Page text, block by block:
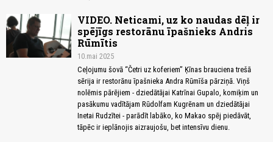
VIDEO. Neticami, uz ko naudas dēļ ir
spējīgs restorānu īpašnieks Andris
Rūmītis
10.mai 2025
Ceļojumu šovā “Četri uz koferiem” Ķīnas brauciena trešā
sērija ir restorānu īpašnieka Andra Rūmīša pārziņā. Viņš
nolēmis pārējiem - dziedātājai Katrīnai Gupalo, komiķim un
pasākumu vadītājam Rūdolfam Kugrēnam un dziedātājai
Inetai Rudzītei - parādīt labāko, ko Makao spēj piedāvāt,
tāpēc ir ieplānojis aizraujošu, bet intensīvu dienu.